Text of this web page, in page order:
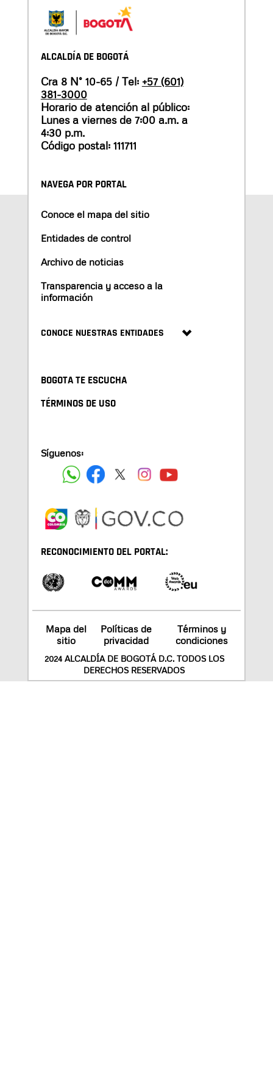
ALCALDÍA DE BOGOTÁ
Cra 8 N° 10-65 / Tel: +57 (601)
381-3000
Horario de atención al público:
Lunes a viernes de 7:00 a.m. a
4:30 p.m.
Código postal: 111711
NAVEGA POR PORTAL
Conoce el mapa del sitio
Entidades de control
Archivo de noticias
Transparencia y acceso a la
información
CONOCE NUESTRAS ENTIDADES
BOGOTA TE ESCUCHA
TÉRMINOS DE USO
Síguenos:
RECONOCIMIENTO DEL PORTAL:
Mapa del
sitio
Políticas de
privacidad
Términos y
condiciones
2024 ALCALDÍA DE BOGOTÁ D.C. TODOS LOS
DERECHOS RESERVADOS